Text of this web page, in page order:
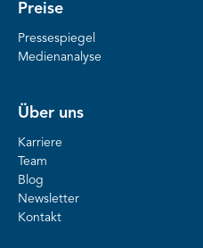
Preise
Pressespiegel
Medienanalyse
Über uns
Karriere
Team
Blog
Newsletter
Kontakt